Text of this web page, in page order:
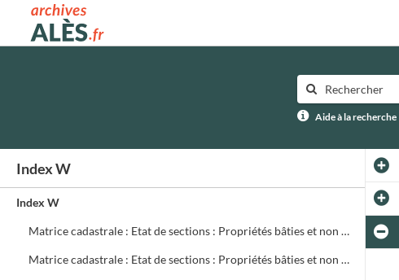
Archives municipales d'Alès
Aide à la recherche
Index W
Index W
Matrice cadastrale : Etat de sections : Propriétés bâties et non bâties : Comptes par rue et lieu-dit : CA 621 à 780
Matrice cadastrale : Etat de sections : Propriétés bâties et non bâties : Comptes par rue et lieu-dit : CB 1 à 299